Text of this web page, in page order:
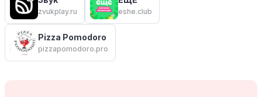
zvukplay.ru eshe.club
Pizza Pomodoro
pizzapomodoro.pro